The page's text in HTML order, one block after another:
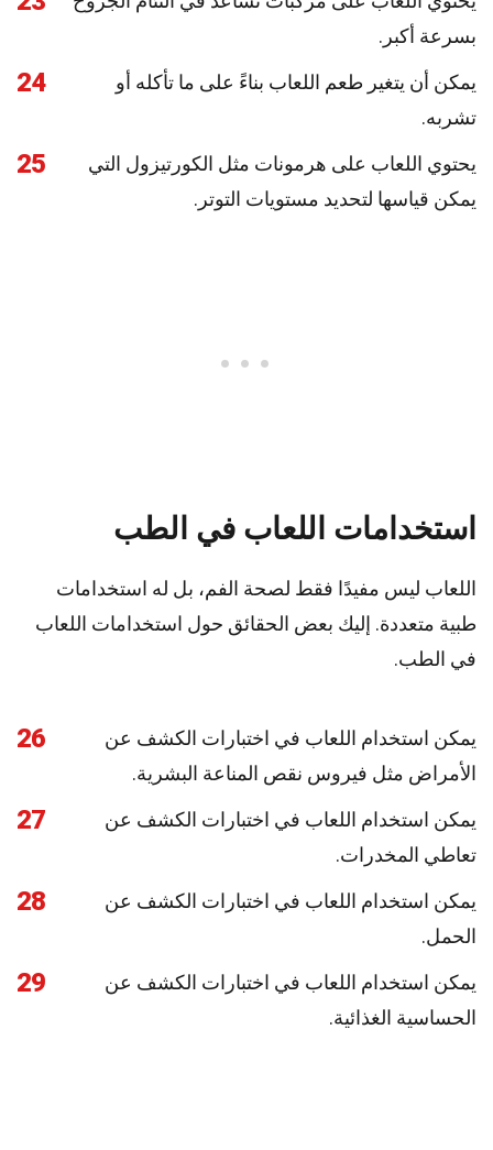
بسرعة أكبر.
24
يمكن أن يتغير طعم اللعاب بناءً على ما تأكله أو
تشربه.
25
يحتوي اللعاب على هرمونات مثل الكورتيزول التي
يمكن قياسها لتحديد مستويات التوتر.
استخدامات اللعاب في الطب
اللعاب ليس مفيدًا فقط لصحة الفم، بل له استخدامات
طبية متعددة. إليك بعض الحقائق حول استخدامات اللعاب
في الطب.
26
يمكن استخدام اللعاب في اختبارات الكشف عن
الأمراض مثل فيروس نقص المناعة البشرية.
27
يمكن استخدام اللعاب في اختبارات الكشف عن
تعاطي المخدرات.
28
يمكن استخدام اللعاب في اختبارات الكشف عن
الحمل.
29
يمكن استخدام اللعاب في اختبارات الكشف عن
الحساسية الغذائية.